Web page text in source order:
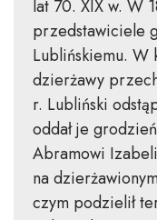
lat 70. XIX w. W
przedstawiciele
Lublińskiemu. W
dzierżawy
r. Lubliński
oddał je
Abramowi
na
czym podzielił